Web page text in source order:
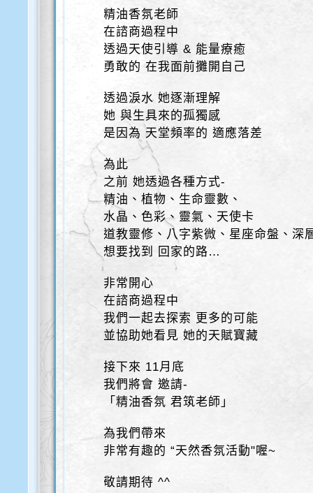
精油香氛老師
在諮商過程中
透過天使引導 & 能量療癒
勇敢的 在我面前攤開自己
透過淚水 她逐漸理解
她 與生具來的孤獨感
是因為 天堂頻率的 適應落差
為此
之前 她透過各種方式-
精油、植物、生命靈數、
水晶、色彩、靈氣、天使卡
道教靈修、八字紫微、星座命盤、深
想要找到 回家的路…
非常開心
在諮商過程中
我們一起去探索 更多的可能
並協助她看見 她的天賦寶藏
接下來 11月底
我們將會 邀請-
「精油香氛 君筑老師」
為我們帶來
非常有趣的 “天然香氛活動"喔~
敬請期待 ^^